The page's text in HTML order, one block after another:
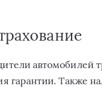
автомобилей
гарантии. Также